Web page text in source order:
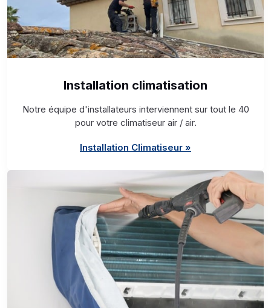
Installation climatisation
Notre équipe d'installateurs interviennent sur tout le 40
pour votre climatiseur air / air.
Installation Climatiseur »